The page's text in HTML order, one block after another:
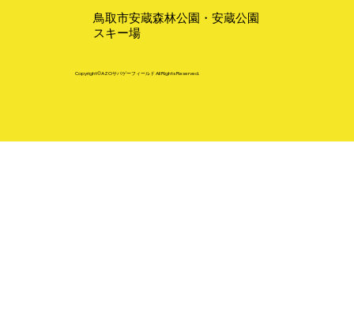
鳥取市安蔵森林公園・安蔵公園
スキー場
Copyright©AZOサバゲーフィールド All Rights Reserved.